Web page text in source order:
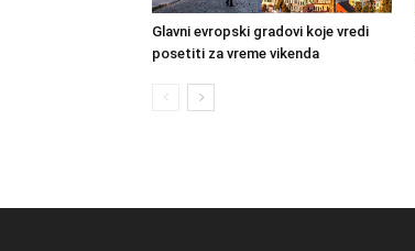
Glavni evropski gradovi koje vredi
posetiti za vreme vikenda